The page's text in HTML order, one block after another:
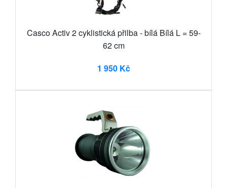
Casco Activ 2 cyklistická přilba - bílá Bílá L = 59-
62 cm
1 950 Kč